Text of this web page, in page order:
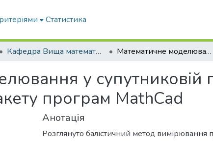
Статистика
Кафедра Вища математика та фізика Математичне моделювання у супутниковій геодезії та гравіметрії з використанням пакету програм MathCad
у супутниковій
програм MathCad
Анотація
Розглянуто балістичний метод вимірювання